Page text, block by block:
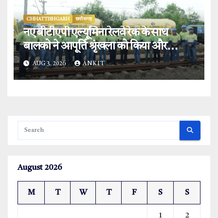
CHHATTISHGARH छत्तीसगढ़
नए बीटीएपी एल्यूमिना रेलवे रेक के साथ
बालको ने आपूर्ति श्रृंखला को किया और
मजबूत.
AUG 3, 2026 ANKIT
August 2026
M T W T F S S
1 2